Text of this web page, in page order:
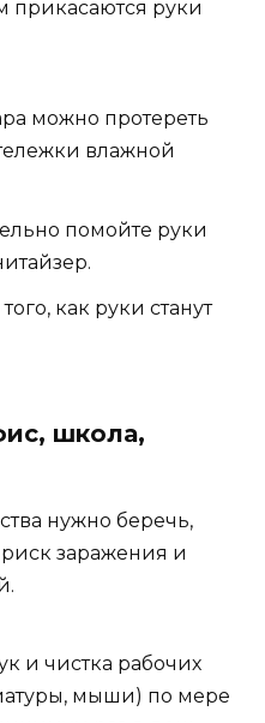
прикасаются руки
можно протереть
влажной
помойте руки
как руки станут
школа,
нужно беречь,
заражения и
и чистка рабочих
мыши) по мере